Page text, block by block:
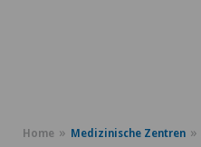
Home Medizinische Zentren